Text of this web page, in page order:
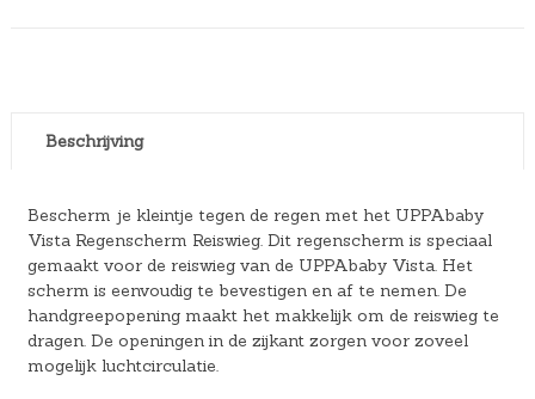
Beschrijving
Bescherm je kleintje tegen de regen met het UPPAbaby
Vista Regenscherm Reiswieg. Dit regenscherm is speciaal
gemaakt voor de reiswieg van de UPPAbaby Vista. Het
scherm is eenvoudig te bevestigen en af te nemen. De
handgreepopening maakt het makkelijk om de reiswieg te
dragen. De openingen in de zijkant zorgen voor zoveel
mogelijk luchtcirculatie.